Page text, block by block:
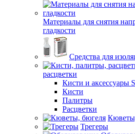
Материалы для снятия
гладкости
Средства для
расцветки
Кисти и аксессуары
Кисти
Палитры
Расцветки
Трегеры